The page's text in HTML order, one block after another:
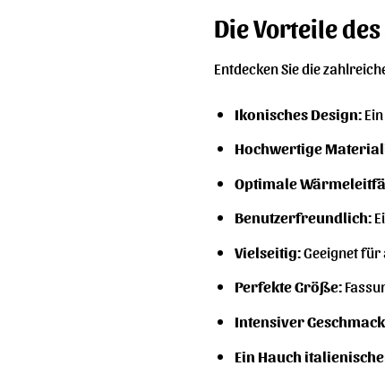
Die Vorteile
Entdecken Sie die
Ikonisches Design:
Hochwertige
Optimale
Benutzerfreundlich:
Vielseitig:Geeignet für
Perfekte Größe:
Intensiver
Ein Hauch